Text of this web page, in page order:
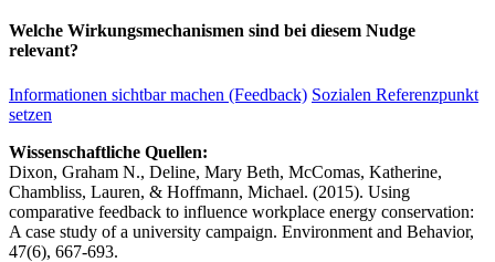
Welche Wirkungsmechanismen sind bei diesem Nudge
relevant?
Informationen sichtbar machen (Feedback) Sozialen Referenzpunkt
setzen
Wissenschaftliche Quellen:
Dixon, Graham N., Deline, Mary Beth, McComas, Katherine,
Chambliss, Lauren, & Hoffmann, Michael. (2015). Using
comparative feedback to influence workplace energy conservation:
A case study of a university campaign. Environment and Behavior,
47(6), 667-693.